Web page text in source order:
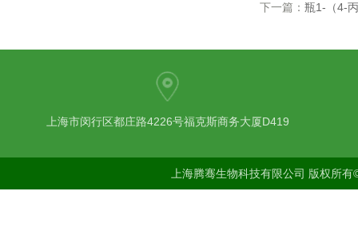
下一篇： 瓶1-（4-
上海市闵行区都庄路4226号福克斯商务大厦D419
上海腾骞生物科技有限公司 版权所